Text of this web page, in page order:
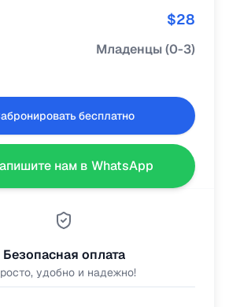
$28
Младенцы(0-3)
бесплатно
нам в WhatsApp
Безопасная оплата
удобно и надежно!